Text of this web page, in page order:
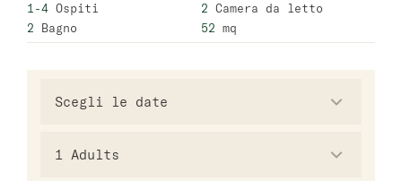
Atene
master Mirabell
1-4 Ospiti 2 Camera da letto
2 Bagno 52 mq
1 Adults